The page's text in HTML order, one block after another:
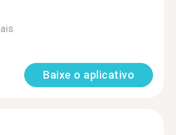
Baixe o aplicativo